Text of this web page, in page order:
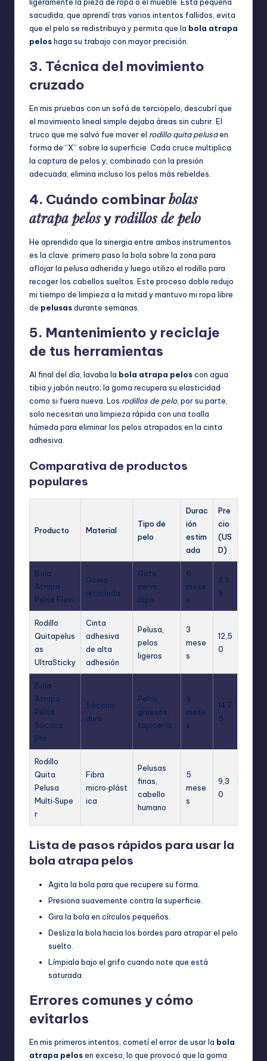
sacudida, que aprendí tras varios intentos fallidos, evita
que el pelo se redistribuya y permita que la bola atrapa
peloshaga su trabajo con mayor precisión.
3. Técnica del movimiento
cruzado
En mis pruebas con un sofá de terciopelo, descubrí que
el movimiento lineal simple dejaba áreas sin cubrir. El
truco que me salvó fue mover el rodillo quita pelusaen
forma de “X” sobre la superficie. Cada cruce multiplica
la captura de pelos y, combinado con la presión
adecuada, elimina incluso los pelos más rebeldes.
4. Cuándo combinarbolas
atrapa pelosyrodillos de pelo
He aprendido que la sinergia entre ambos instrumentos
es la clave: primero paso la bola sobre la zona para
aflojar la pelusa adherida y luego utilizo el rodillo para
recoger los cabellos sueltos. Este proceso doble redujo
mi tiempo de limpieza a la mitad y mantuvo mi ropa libre
de pelusasdurante semanas.
5. Mantenimiento y reciclaje
de tus herramientas
Al final del día, lavaba la bola atrapa peloscon agua
tibia y jabón neutro; la goma recupera su elasticidad
como si fuera nueva. Los rodillos de pelo, por su parte,
solo necesitan una limpieza rápida con una toalla
húmeda para eliminar los pelos atrapados en la cinta
adhesiva.
Comparativa de productos
populares
Producto Material
Tipo de
pelo
Durac
ión
estim
ada
Pre
cio
(US
D)
Bola
Atrapa
Pelos Flexi
Goma
reciclada
Gato,
perro,
ropa
6
mese
s
8,9
9
Rodillo
Quitapelus
as
UltraSticky
Cinta
adhesiva
de alta
adhesión
Pelusa,
pelos
ligeros
3
mese
s
12,5
0
Bola
Atrapa
Pelos
Silicona
Pro
Silicona
dura
Pelos
gruesos,
tapicería
9
mese
s
14,7
5
Rodillo
Quita
Pelusa
Multi‑Supe
r
Fibra
micro‑plást
ica
Pelusas
finas,
cabello
humano
5
mese
s
9,3
0
Lista de pasos rápidos para usar la
bola atrapa pelos
Agita la bola para que recupere su forma.
Presiona suavemente contra la superficie.
Gira la bola en círculos pequeños.
Desliza la bola hacia los bordes para atrapar el pelo
suelto.
Límpiala bajo el grifo cuando note que está
saturada.
Errores comunes y cómo
evitarlos
En mis primeros intentos, cometí el error de usar la bola
atrapa pelosen exceso, lo que provocó que la goma